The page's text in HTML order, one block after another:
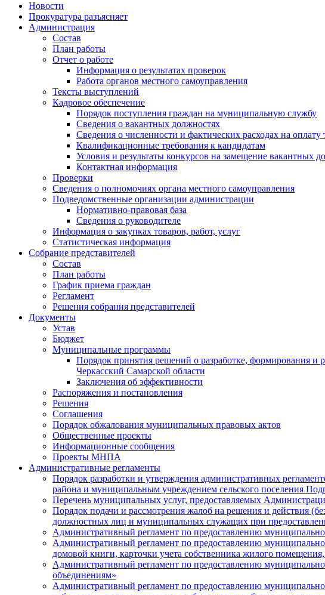
Новости
Прокуратура разъясняет
Администрация
Состав
План работы
Отчет о работе
Информация о результатах проверок
Работа органов местного самоуправления
Тексты выступлений
Кадровое обеспечение
Порядок поступления граждан на муниципальную службу
Сведения о вакантных должностях
Сведения о численности и фактических расходах на
Квалификационные требования к кандидатам
Условия и результаты конкурсов на замещение вакантных
Контактная информация
Проверки
Сведения о полномочиях органа местного самоуправления
Подведомственные организации администрации
Нормативно-правовая база
Сведения о руководителе
Информация о закупках товаров, работ, услуг
Статистическая информация
Собрание представителей
Состав
План работы
График приема граждан
Регламент
Решения собрания представителей
Документы
Устав
Бюджет
Муниципальные программы
Порядок принятия решений о разработке, формирования
Черкасский Самарской области
Заключения об эффективности
Распоряжения и постановления
Решения
Соглашения
Порядок обжалования муниципальных правовых актов
Общественные проекты
Информационные сообщения
Проекты МНПА
Административные регламенты
Порядок разработки и утверждения административных
района и муниципальным учреждением сельского поселения
Перечень муниципальных услуг, предоставляемых
Порядок подачи и рассмотрения жалоб на решения и действия
должностных лиц и муниципальных служащих при
Административный регламент по предоставлению
Административный регламент по предоставлению
домовой книги, карточки учета собственника жилого
Административный регламент по предоставлению
объединениям»
Административный регламент по предоставлению